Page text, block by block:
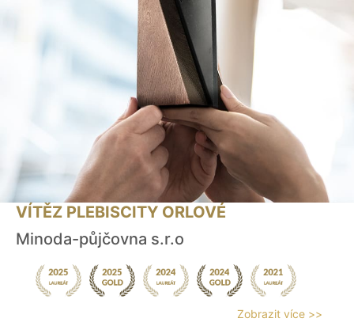
VÍTĚZ PLEBISCITY ORLOVÉ
Minoda-půjčovna s.r.o
Zobrazit více >>